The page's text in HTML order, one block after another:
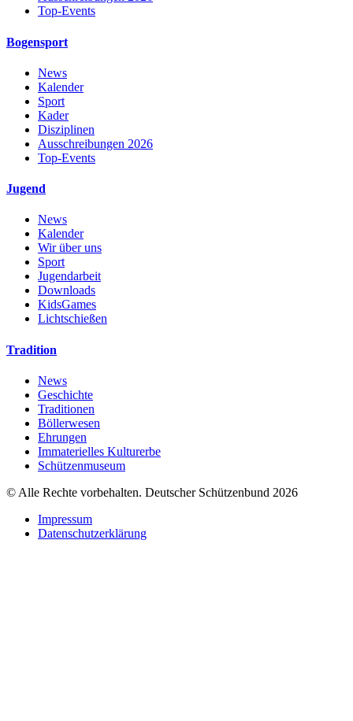
Top-Events
Bogensport
News
Kalender
Sport
Kader
Disziplinen
Ausschreibungen 2026
Top-Events
Jugend
News
Kalender
Wir über uns
Sport
Jugendarbeit
Downloads
KidsGames
Lichtschießen
Tradition
News
Geschichte
Traditionen
Böllerwesen
Ehrungen
Immaterielles Kulturerbe
Schützenmuseum
© Alle Rechte vorbehalten. Deutscher Schützenbund 2026
Impressum
Datenschutzerklärung